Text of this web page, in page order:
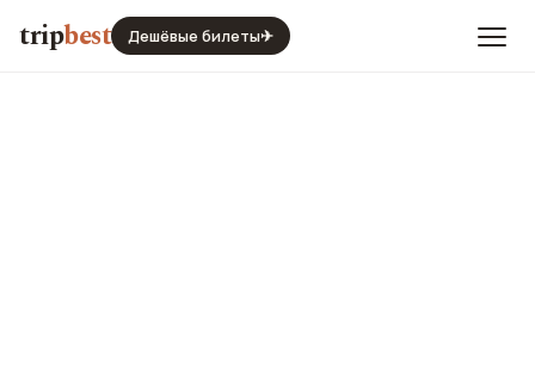
tripbest Дешёвые билеты✈